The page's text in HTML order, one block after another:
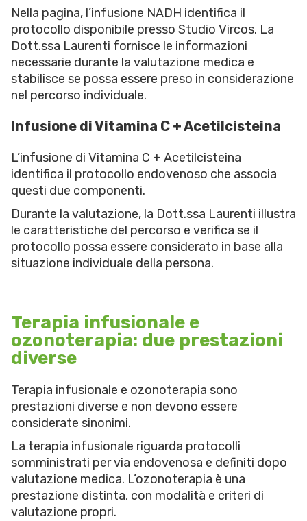
Nella pagina, l’infusione NADH identifica il
protocollo disponibile presso Studio Vircos. La
Dott.ssa Laurenti fornisce le informazioni
necessarie durante la valutazione medica e
stabilisce se possa essere preso in considerazione
nel percorso individuale.
Infusione di Vitamina C + Acetilcisteina
L’infusione di Vitamina C + Acetilcisteina
identifica il protocollo endovenoso che associa
questi due componenti.
Durante la valutazione, la Dott.ssa Laurenti illustra
le caratteristiche del percorso e verifica se il
protocollo possa essere considerato in base alla
situazione individuale della persona.
Terapia infusionale e
ozonoterapia: due prestazioni
diverse
Terapia infusionale e ozonoterapia sono
prestazioni diverse e non devono essere
considerate sinonimi.
La terapia infusionale riguarda protocolli
somministrati per via endovenosa e definiti dopo
valutazione medica. L’ozonoterapia è una
prestazione distinta, con modalità e criteri di
valutazione propri.